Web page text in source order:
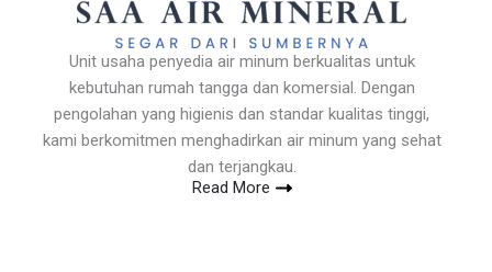
Unit usaha penyedia air minum berkualitas untuk
kebutuhan rumah tangga dan komersial. Dengan
pengolahan yang higienis dan standar kualitas tinggi,
kami berkomitmen menghadirkan air minum yang sehat
dan terjangkau.
Read More